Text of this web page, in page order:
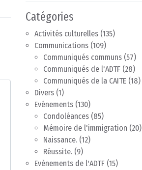
Catégories
Activités culturelles (135)
Communications (109)
Communiqués communs (57)
Communiqués de l'ADTF (28)
Communiqués de la CAITE (18)
Divers (1)
Evénements (130)
Condoléances (85)
Mémoire de l'immigration (20)
Naissance. (12)
Réussite. (9)
Evènements de l'ADTF (15)